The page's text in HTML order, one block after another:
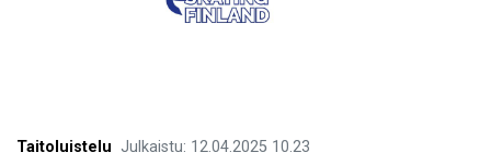
Taitoluistelu Julkaistu: 12.04.2025 10.23